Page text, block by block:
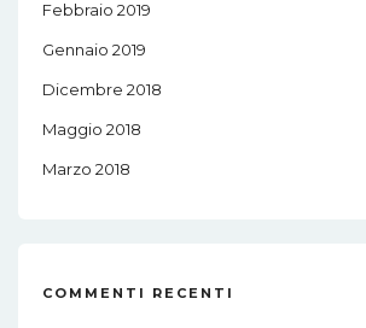
Febbraio 2019
Gennaio 2019
Dicembre 2018
Maggio 2018
Marzo 2018
COMMENTI RECENTI